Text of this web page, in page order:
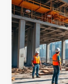
de
la
déclaration
des
travaux
: